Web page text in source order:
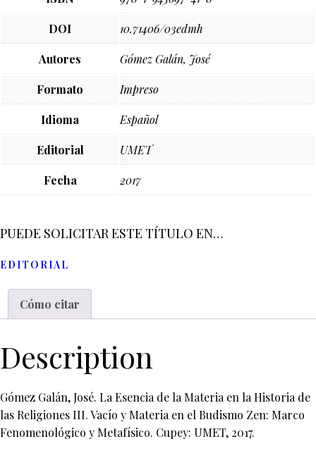
DOI 10.71406/03edmh
Autores Gómez Galán, José
Formato Impreso
Idioma Español
Editorial UMET
Fecha 2017
PUEDE SOLICITAR ESTE TÍTULO EN…
EDITORIAL
Cómo citar
Description
Gómez Galán, José. La Esencia de la Materia en la Historia de
las Religiones III. Vacío y Materia en el Budismo Zen: Marco
Fenomenológico y Metafísico. Cupey: UMET, 2017.